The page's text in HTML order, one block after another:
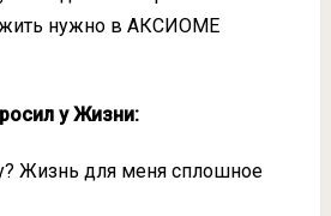
нужно в АКСИОМЕ
у Жизни:
Жизнь для меня сплошное